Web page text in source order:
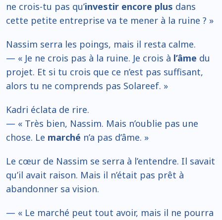
ne crois-tu pas qu’investir encore plus dans
cette petite entreprise va te mener à la ruine ? »
Nassim serra les poings, mais il resta calme.
— « Je ne crois pas à la ruine. Je crois à l’âme du
projet. Et si tu crois que ce n’est pas suffisant,
alors tu ne comprends pas Solareef. »
Kadri éclata de rire.
— « Très bien, Nassim. Mais n’oublie pas une
chose. Le marché n’a pas d’âme. »
Le cœur de Nassim se serra à l’entendre. Il savait
qu’il avait raison. Mais il n’était pas prêt à
abandonner sa vision.
— « Le marché peut tout avoir, mais il ne pourra